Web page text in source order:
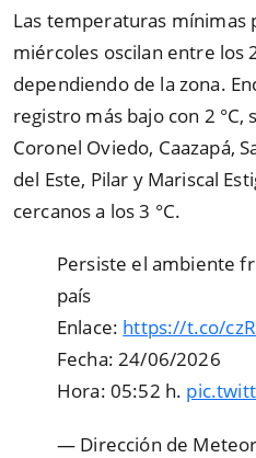
Las temperaturas mínimas
miércoles oscilan entre los
dependiendo de la zona.
registro más bajo con 2 °C,
Coronel Oviedo, Caazapá,
del Este, Pilar y Mariscal
cercanos a los 3 °C.
Persiste el ambiente
paí­s️
Enlace: https://t.co/
Fecha: 24/06/2026
Hora: 05:52 h.
— Dirección de